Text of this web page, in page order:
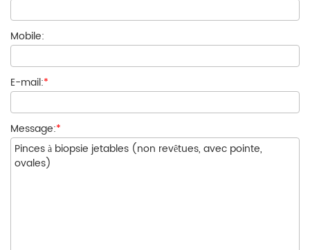
Mobile:
E-mail:*
Message:*